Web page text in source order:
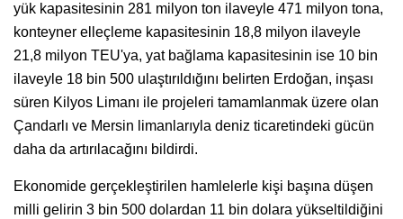
yük kapasitesinin 281 milyon ton ilaveyle 471 milyon tona,
konteyner elleçleme kapasitesinin 18,8 milyon ilaveyle
21,8 milyon TEU'ya, yat bağlama kapasitesinin ise 10 bin
ilaveyle 18 bin 500 ulaştırıldığını belirten Erdoğan, inşası
süren Kilyos Limanı ile projeleri tamamlanmak üzere olan
Çandarlı ve Mersin limanlarıyla deniz ticaretindeki gücün
daha da artırılacağını bildirdi.
Ekonomide gerçekleştirilen hamlelerle kişi başına düşen
milli gelirin 3 bin 500 dolardan 11 bin dolara yükseltildiğini